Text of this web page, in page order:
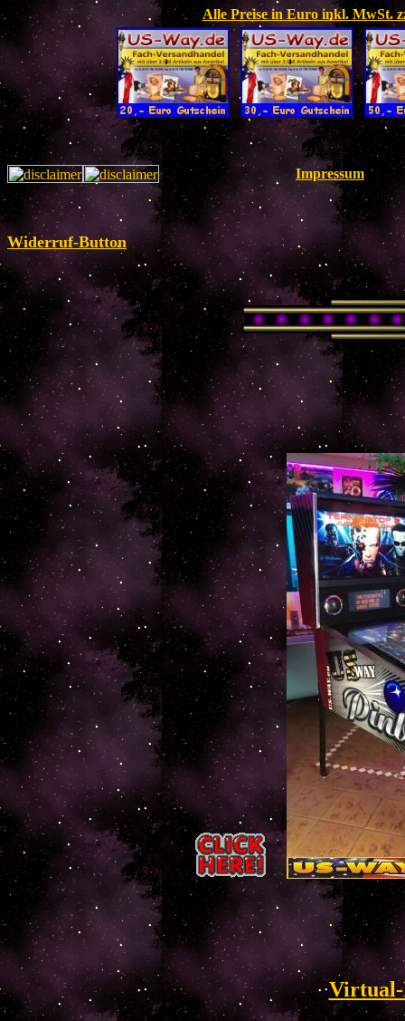
Alle Preise in Euro inkl. MwSt.
Impressum
Widerruf-Button